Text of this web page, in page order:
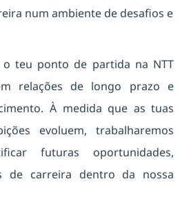
num ambiente de desafios e
o teu ponto de partida na NTT
relações de longo prazo e
À medida que as tuas
evoluem, trabalharemos
futuras oportunidades,
de carreira dentro da nossa